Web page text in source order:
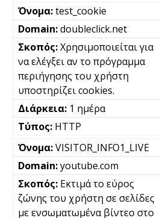
test_cookie
doubleclick.net
Χρησιμοποιείται για
να ελέγξει αν το πρόγραμμα
περιήγησης του χρήστη
υποστηρίζει cookies.
1 ημέρα
HTTP
VISITOR_INFO1_LIVE
youtube.com
Εκτιμά το εύρος
ζώνης του χρήστη σε σελίδες
με ενσωματωμένα βίντεο στο